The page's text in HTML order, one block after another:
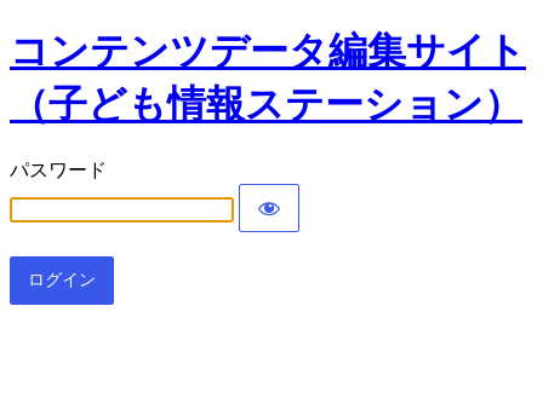
コンテンツデータ編集サイト
（子ども情報ステーション）
パスワード